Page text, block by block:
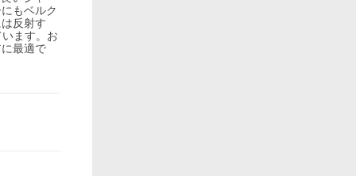
もベルク
反射す
ます。お
最適で